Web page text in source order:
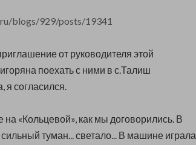
blogs/929/posts/19341
от руководителя этой
поехать с ними в с.Талиш
я согласился.
«Кольцевой», как мы договорились. В
туман... светало... В машине играла